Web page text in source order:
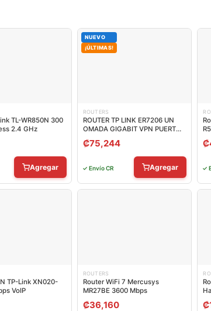
TL-WR850N 300
2.4 GHz
Agregar
NUEVO
¡ÚLTIMAS!
ROUTERS
ROUTER TP LINK ER7206 UN
OMADA GIGABIT VPN PUERTOS
WAN/LAN WAN / LAN
₡75,244
✓ Envío CR Agregar
₡
✓
TP-Link XN020-
VoIP
ROUTERS
Router WiFi 7 Mercusys
MR27BE 3600 Mbps
₡36,160 ₡